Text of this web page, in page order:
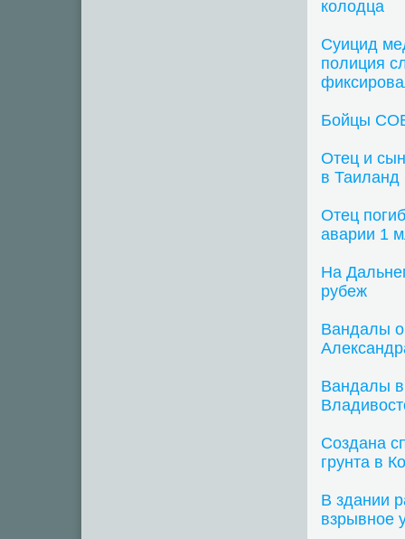
колодца
Суицид
полиция
Бойцы
Отец и
в Таиланд
Отец
аварии 1
На
рубеж
Вандалы
Вандалы
Создана
грунта в
В здании
взрывное